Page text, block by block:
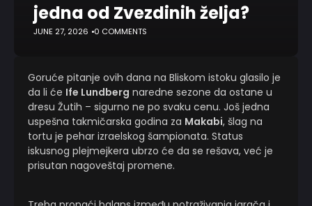
jedna od Zvezdinih želja?
JUNE 27, 2026 0 COMMENTS
Goruće pitanje ovih dana na Bliskom istoku glasilo je
da li će Ife Lundberg naredne sezone da ostane u
dresu Žutih – sigurno ne po svaku cenu. Još jedna
uspešna takmičarska godina za Makabi, šlag na
tortu je pehar izraelskog šampionata. Status
iskusnog plejmejkera ubrzo će da se rešava, već je
prisutan nagoveštaj promene.